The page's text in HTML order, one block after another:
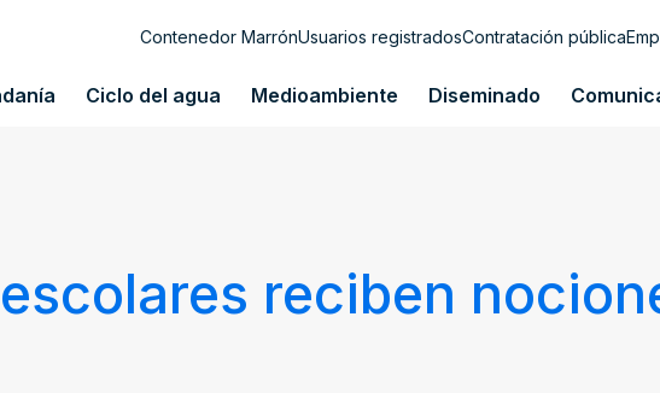
Contenedor MarrónUsuarios registradosContratación pública
Ciclo del agua Medioambiente Diseminado
reciben